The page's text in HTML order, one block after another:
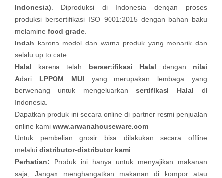
Indonesia) . Diproduksi di Indonesia dengan proses
produksi bersertifikasi ISO 9001:2015 dengan bahan baku
melamine food grade
Indah karena model dan warna produk yang menarik dan
selalu up to date.
Halal karena telah bersertifikasi Halal dengan nilai
Adari LPPOM MUI yang merupakan lembaga yang
berwenang untuk mengeluarkansertifikasi Halal di
Indonesia.
Dapatkan produk ini secara online di partner resmi penjualan
online kami www.arwanahouseware.com
Untuk pembelian grosir bisa dilakukan secara offline
melalui distributor-distributor kami
Perhatian: Produk ini hanya untuk menyajikan makanan
saja, Jangan menghangatkan makanan di kompor atau